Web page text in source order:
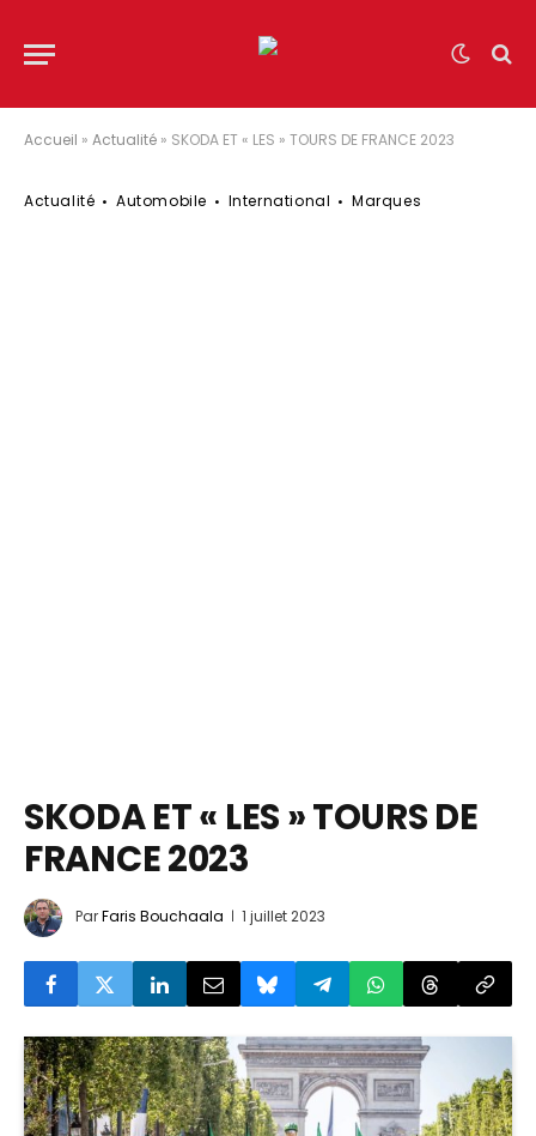
Accueil » Actualité » SKODA ET « LES » TOURS DE FRANCE 2023
Actualité Automobile International Marques
SKODA ET « LES » TOURS DE
FRANCE 2023
ParFaris Bouchaala 1 juillet 2023